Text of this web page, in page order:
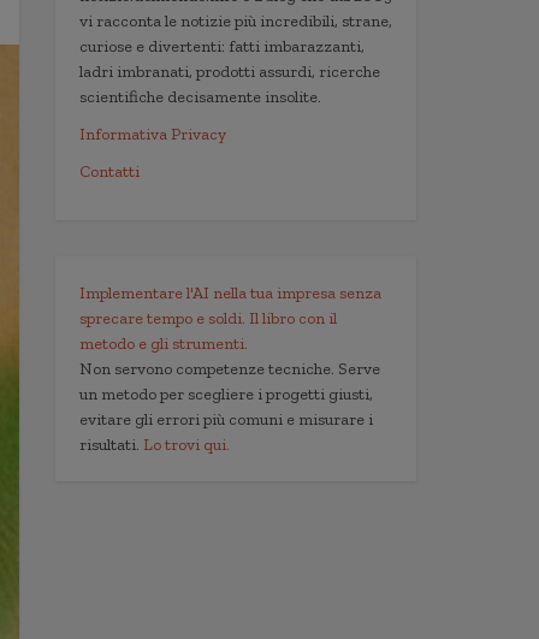
vi racconta le notizie più incredibili, strane,
curiose e divertenti: fatti imbarazzanti,
ladri imbranati, prodotti assurdi, ricerche
scientifiche decisamente insolite.
Informativa Privacy
Contatti
Implementare l'AI nella tua impresa senza
sprecare tempo e soldi. Il libro con il
metodo e gli strumenti.
Non servono competenze tecniche. Serve
un metodo per scegliere i progetti giusti,
evitare gli errori più comuni e misurare i
risultati. Lo trovi qui.